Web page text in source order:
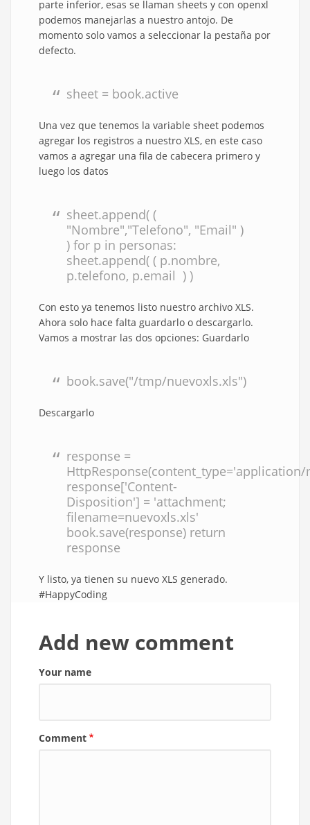
parte inferior, esas se llaman sheets y con openxl
podemos manejarlas a nuestro antojo. De
momento solo vamos a seleccionar la pestaña por
defecto.
sheet = book.active
Una vez que tenemos la variable sheet podemos
agregar los registros a nuestro XLS, en este caso
vamos a agregar una fila de cabecera primero y
luego los datos
sheet.append( (
"Nombre","Telefono", "Email" )
) for p in personas:
sheet.append( ( p.nombre,
p.telefono, p.email ) )
Con esto ya tenemos listo nuestro archivo XLS.
Ahora solo hace falta guardarlo o descargarlo.
Vamos a mostrar las dos opciones: Guardarlo
book.save("/tmp/nuevoxls.xls")
Descargarlo
response =
HttpResponse(content_type='application/
response['Content-
Disposition'] = 'attachment;
filename=nuevoxls.xls'
book.save(response) return
response
Y listo, ya tienen su nuevo XLS generado.
#HappyCoding
Add new comment
Your name
Comment